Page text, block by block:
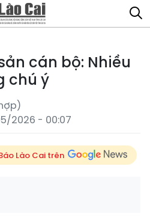
cán bộ: Nhiều
chú ý
2026 - 00:07
Lào Cai trên